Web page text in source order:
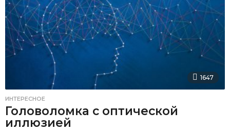
1647
ИНТЕРЕСНОЕ
Головоломка с оптической
иллюзией